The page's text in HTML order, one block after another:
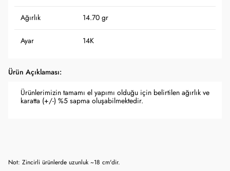
Ağırlık 14.70 gr
Ayar 14K
Ürün Açıklaması:
Ürünlerimizin tamamı el yapımı olduğu için belirtilen ağırlık ve
karatta (+/-) %5 sapma oluşabilmektedir.
Not: Zincirli ürünlerde uzunluk ~18 cm'dir.